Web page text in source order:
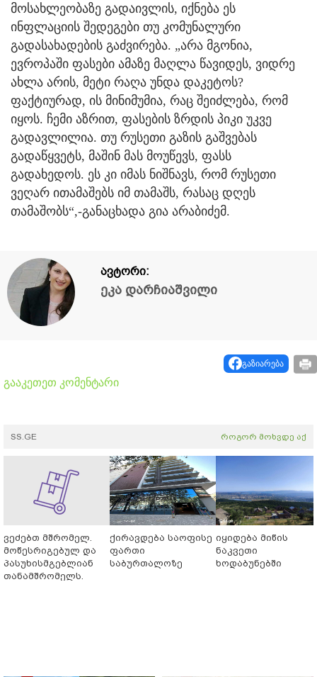
მოსახლეობაზე გადაივლის, იქნება ეს
ინფლაციის შედეგები თუ კომუნალური
გადასახადების გაძვირება. „არა მგონია,
ევროპაში ფასები ამაზე მაღლა წავიდეს, ვიდრე
ახლა არის, მეტი რაღა უნდა დაკეტოს?
ფაქტიურად, ის მინიმუმია, რაც შეიძლება, რომ
იყოს. ჩემი აზრით, ფასების ზრდის პიკი უკვე
გადავლილია. თუ რუსეთი გაზის გაშვებას
გადაწყვეტს, მაშინ მას მოუწევს, ფასს
გადახედოს. ეს კი იმას ნიშნავს, რომ რუსეთი
ვეღარ ითამაშებს იმ თამაშს, რასაც დღეს
თამაშობს“,-განაცხადა გია არაბიძემ.
ავტორი:
ეკა დარჩიაშვილი
გაზიარება
გააკეთეთ კომენტარი
SS.GE როგორ მოხვდე აქ
ვეძებთ მშრომელ.
მოწესრიგებულ და
პასუხისმგებლიან
თანამშრომელს.
ქირავდება საოფისე
ფართი
საბურთალოზე
იყიდება მიწის
ნაკვეთი
ხოდაბუნებში